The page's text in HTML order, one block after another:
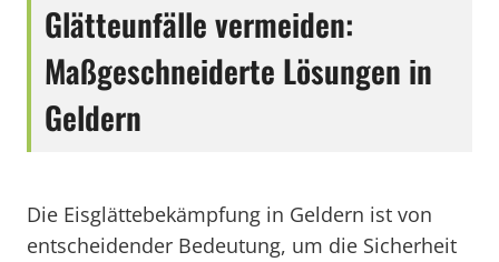
Glätteunfälle vermeiden:
Maßgeschneiderte Lösungen in
Geldern
Die Eisglättebekämpfung in Geldern ist von
entscheidender Bedeutung, um die Sicherheit